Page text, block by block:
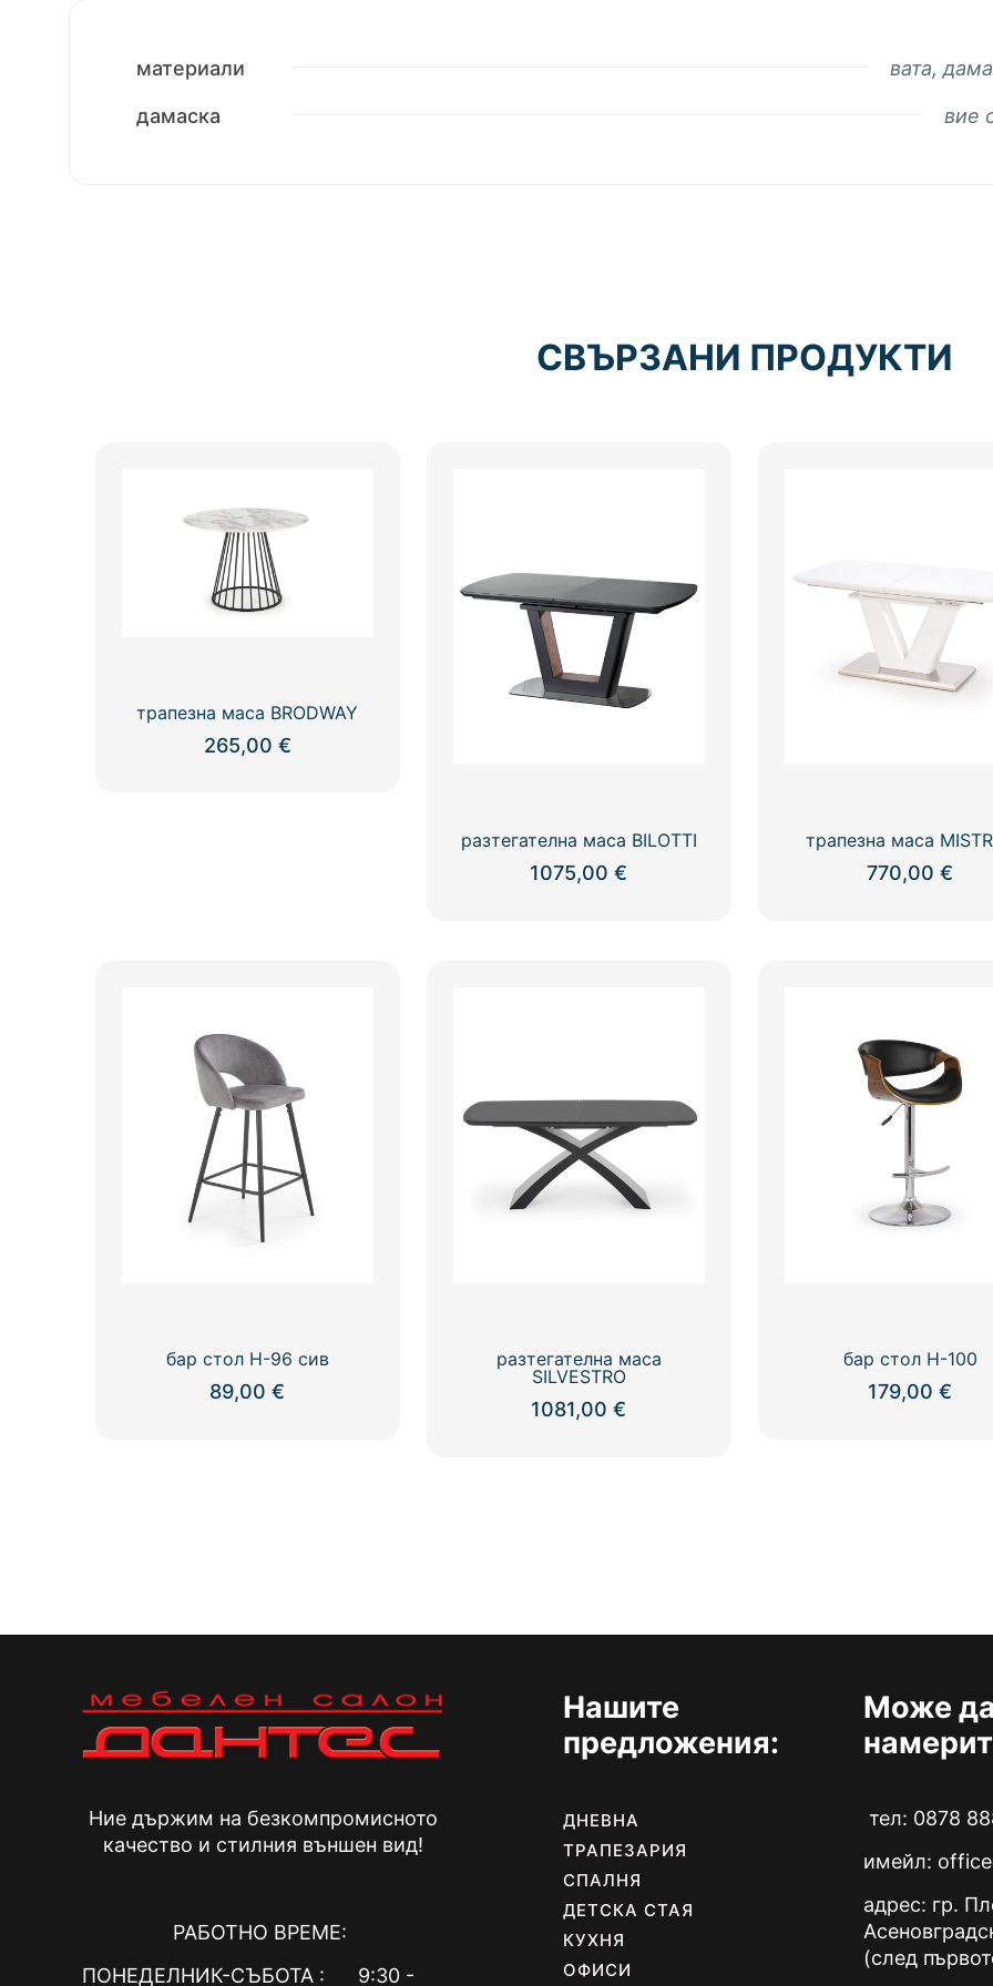
материали вата,
дамаска вие
СВЪРЗАНИ ПРОДУКТИ
трапезна маса BRODWAY
265,00 €
разтегателна маса BILOTTI
1075,00€
трапезна маса
770,00€
бар стол Н-96 сив
89,00€
разтегателна маса
SILVESTRO
1081,00€
бар стол Н-100
179,00€
Ние държим на безкомпромисното
качество и стилния външен вид!
РАБОТНО ВРЕМЕ:
ПОНЕДЕЛНИК-СЪБОТА : 9:30 -
Нашите
предложения:
ДНЕВНА
ТРАПЕЗАРИЯ
СПАЛНЯ
ДЕТСКА СТАЯ
КУХНЯ
ОФИСИ
Може
тел: 0878
имейл:
адрес: гр.
(след